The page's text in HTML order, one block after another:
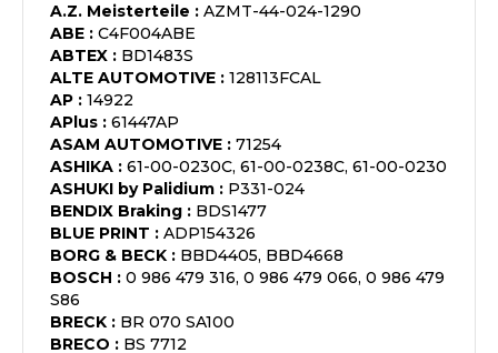
A.Z. Meisterteile : AZMT-44-024-1290
ABE : C4F004ABE
ABTEX : BD1483S
ALTE AUTOMOTIVE : 128113FCAL
AP : 14922
APlus : 61447AP
ASAM AUTOMOTIVE : 71254
ASHIKA : 61-00-0230C, 61-00-0238C, 61-00-0230
ASHUKI by Palidium : P331-024
BENDIX Braking : BDS1477
BLUE PRINT : ADP154326
BORG & BECK : BBD4405, BBD4668
BOSCH : 0 986 479 316, 0 986 479 066, 0 986 479
S86
BRECK : BR 070 SA100
BRECO : BS 7712